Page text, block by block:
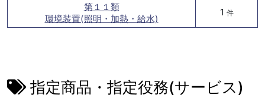
第１１類
環境装置(照明・加熱・給水)
1 件
指定商品・指定役務(サービス)